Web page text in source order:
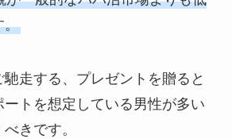
。
走する、プレゼントを贈ると
トを想定している男性が多い
きです。